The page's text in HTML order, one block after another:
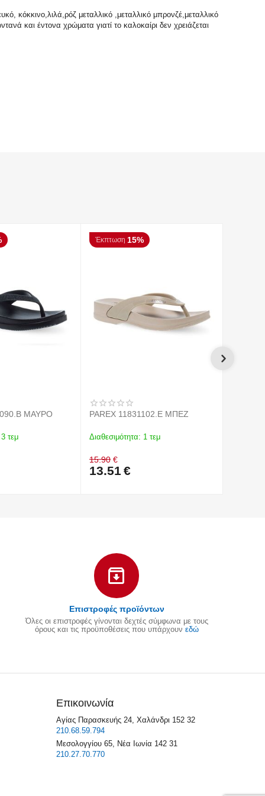
μεταλλικό ,μεταλλικό μπρονζέ,μεταλλικό
και έντονα χρώματα γιατί το καλοκαίρι δεν χρειάζεται
ΜΑΥΡΟ
3 τεμ
Έκπτωση 15%
PAREX 11831102.E ΜΠΕΖ
Διαθεσιμότητα: 1 τεμ
15.90 €
13.51 €
Επιστροφές προϊόντων
Όλες οι επιστροφές γίνονται δεχτές σύμφωνα με τους
όρους και τις προϋποθέσεις που υπάρχουν εδώ
Επικοινωνία
Αγίας Παρασκευής 24, Χαλάνδρι 152 32
210.68.59.794
Μεσολογγίου 65, Νέα Ιωνία 142 31
210.27.70.770